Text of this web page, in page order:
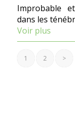
Improbable
dans les
Voir plus
1 2 >